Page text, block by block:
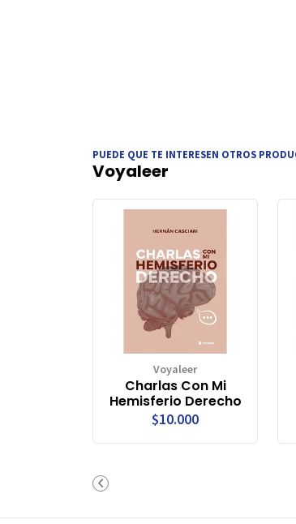
PUEDE QUE TE INTERESEN OTROS
Voyaleer
Voyaleer
Charlas Con Mi
Hemisferio Derecho
$10.000